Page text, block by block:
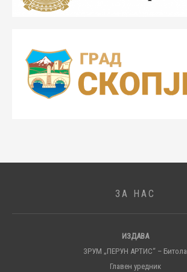
ЗА НАС
ИЗДАВА
ЗРУМ „ПЕРУН АРТИС“ – Битола
Главен уредник